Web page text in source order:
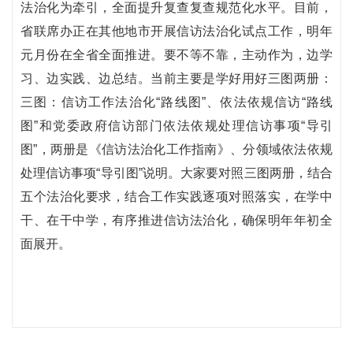
法治化为牵引，全面提升复查复查规范化水平。目前，
省联席办正在其他地市开展信访法治化试点工作，明年
元月份在全省全面推进。要不等不靠，主动作为，边学
习、边实践、边总结。当前主要是学好用好三图两册：
三图：信访工作法治化“路线图”、依法依规信访“路线
图”和党委政府信访部门依法依规处理信访事项“导引
图”，两册是《信访法治化工作指南》、分领域依法依规
处理信访事项“导引图”说明。大家要对照三图两册，结合
五个法治化要求，结合工作实践逐项对照落实，在学中
干、在干中学，有序推进信访法治化，确保明年年初全
面展开。